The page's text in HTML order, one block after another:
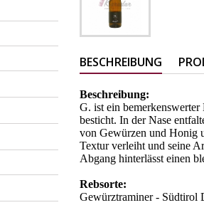
BESCHREIBUNG
Beschreibung:
G. ist ein
besticht. In der Nase
von Gewürzen und Honig
Textur verleiht und seine
Abgang hinterlässt einen
Rebsorte:
Gewürztraminer - Südtirol